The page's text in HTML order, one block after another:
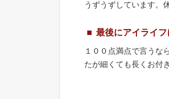
うずうずしています。
最後にアイライフ
１００点満点で言うな
たが細くても長くお付